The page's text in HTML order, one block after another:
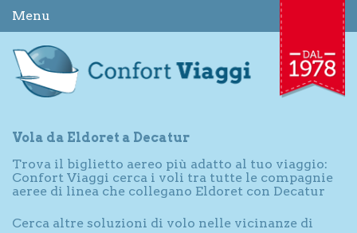
Menu
Vola da Eldoret a Decatur
Trova il biglietto aereo più adatto al tuo viaggio:
Confort Viaggi cerca i voli tra tutte le compagnie
aeree di linea che collegano Eldoret con Decatur
Cerca altre soluzioni di volo nelle vicinanze di